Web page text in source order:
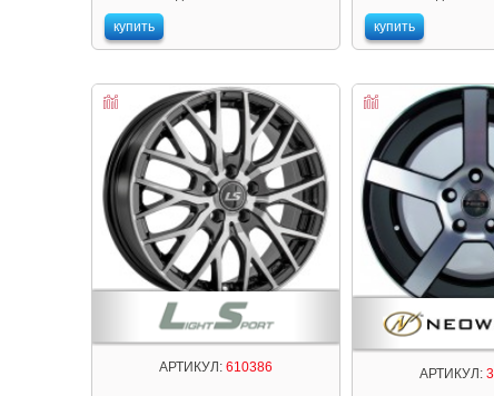
купить купить
АРТИКУЛ:610386 АРТИКУЛ: